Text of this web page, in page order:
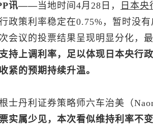
讯——当地时间4月28日，
日本央
政策利率稳定在0.75%，暂时没
会议的投票结果呈现明显分化，
持上调利率，足以体现日本央行
紧的预期持续升温。
士丹利证券策略师六车治美（
实属少见，本次看似维持利率不